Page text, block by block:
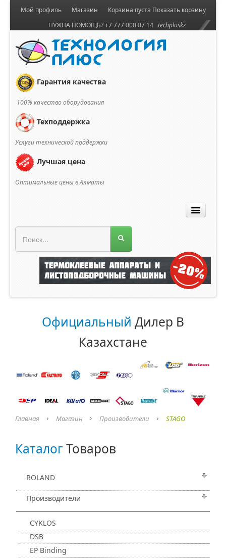
Корзина пуста Показать корзину
Мой профиль
Магазин
НУЖНА ПОМОЩЬ? +7 777 000 07 14 techpluskz
Гарантия качества
100% качество оборудования
Техподдержка
Услуги технической поддержки
Лучшая цена
Оптимальные цены в Алматы
Официальный Дилер В
Казахстане
Главная Магазин Производители STAGO
КаталогТоваров
ROLAND
Производители
CYKLOS
DSB
EP Binding